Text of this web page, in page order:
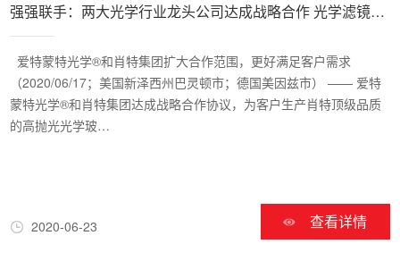
强强联手：两大光学行业龙头公司达成战略合作 光学滤镜产
品服务升级
爱特蒙特光学®和肖特集团扩大合作范围，更好满足客户需求
（2020/06/17；美国新泽西州巴灵顿市；德国美因兹市） —— 爱特
蒙特光学®和肖特集团达成战略合作协议，为客户生产肖特顶级品质
的高抛光光学玻…
2020-06-23 查看详情